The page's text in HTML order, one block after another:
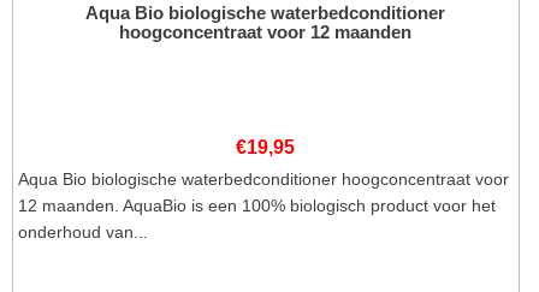
Aqua Bio biologische waterbedconditioner
hoogconcentraat voor 12 maanden
€19,95
Aqua Bio biologische waterbedconditioner hoogconcentraat voor
12 maanden. AquaBio is een 100% biologisch product voor het
onderhoud van...